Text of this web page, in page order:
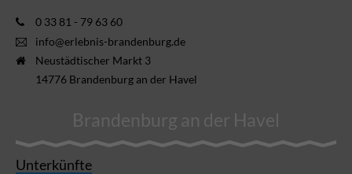
0 33 81 - 79 63 60
info@erlebnis-brandenburg.de
Neustädtischer Markt 3
14776 Brandenburg an der Havel
Brandenburg an der Havel
Unterkünfte